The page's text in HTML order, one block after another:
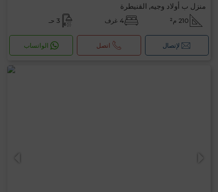
منزل ب أولاد وجيه, القنيطرة
210 م² 4 غرف 3 حـ
لإتصال اتصل الواتساب